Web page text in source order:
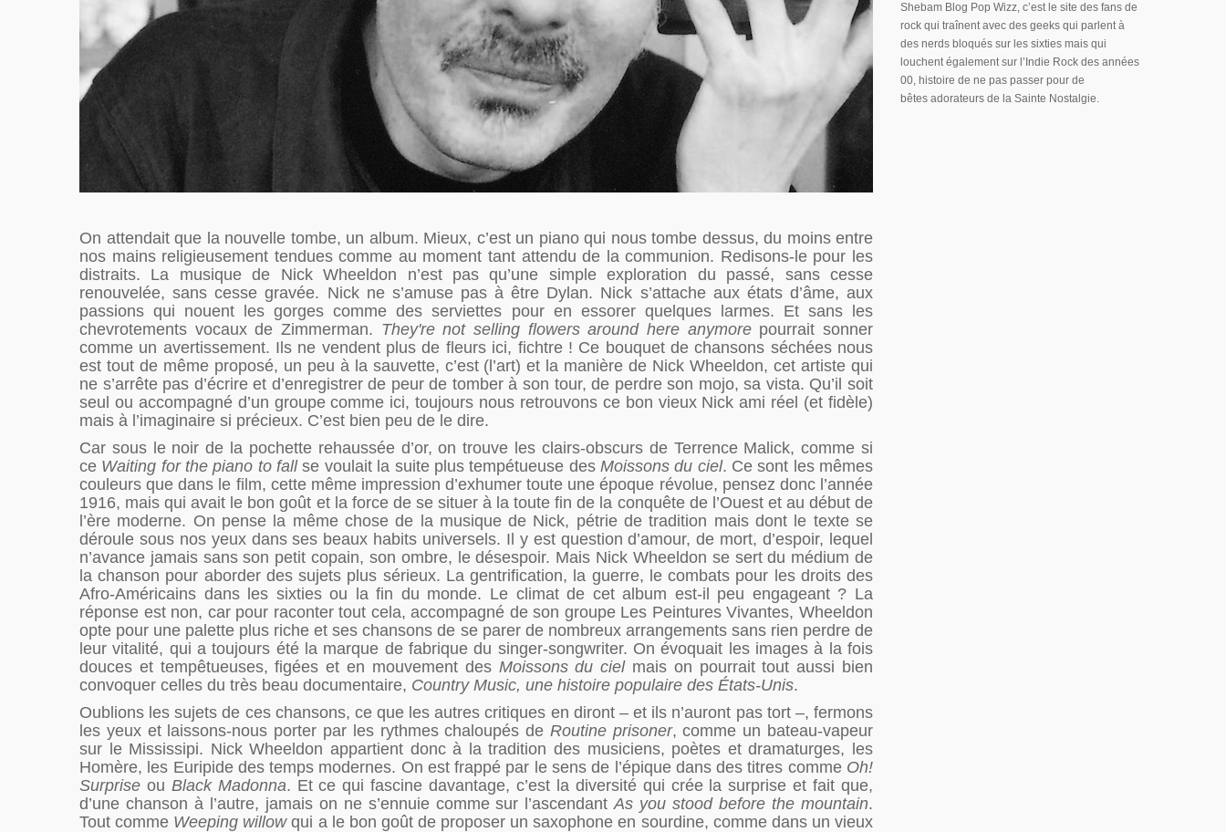
On attendait que la nouvelle tombe, un album. Mieux, c’est un piano qui nous tombe dessus, du moins entre
nos mains religieusement tendues comme au moment tant attendu de la communion. Redisons-le pour les
distraits. La musique de Nick Wheeldon n’est pas qu’une simple exploration du passé, sans cesse
renouvelée, sans cesse gravée. Nick ne s’amuse pas à être Dylan. Nick s’attache aux états d’âme, aux
passions qui nouent les gorges comme des serviettes pour en essorer quelques larmes. Et sans les
chevrotements vocaux de Zimmerman. They're not selling flowers around here anymore pourrait sonner
comme un avertissement. Ils ne vendent plus de fleurs ici, fichtre ! Ce bouquet de chansons séchées nous
est tout de même proposé, un peu à la sauvette, c’est (l’art) et la manière de Nick Wheeldon, cet artiste qui
ne s’arrête pas d’écrire et d’enregistrer de peur de tomber à son tour, de perdre son mojo, sa vista. Qu’il soit
seul ou accompagné d’un groupe comme ici, toujours nous retrouvons ce bon vieux Nick ami réel (et fidèle)
mais à l’imaginaire si précieux. C’est bien peu de le dire.
Car sous le noir de la pochette rehaussée d’or, on trouve les clairs-obscurs de Terrence Malick, comme si
ce Waiting for the piano to fallse voulait la suite plus tempétueuse des Moissons du ciel. Ce sont les mêmes
couleurs que dans le film, cette même impression d’exhumer toute une époque révolue, pensez donc l’année
1916, mais qui avait le bon goût et la force de se situer à la toute fin de la conquête de l’Ouest et au début de
l’ère moderne. On pense la même chose de la musique de Nick, pétrie de tradition mais dont le texte se
déroule sous nos yeux dans ses beaux habits universels. Il y est question d’amour, de mort, d’espoir, lequel
n’avance jamais sans son petit copain, son ombre, le désespoir. Mais Nick Wheeldon se sert du médium de
la chanson pour aborder des sujets plus sérieux. La gentrification, la guerre, le combats pour les droits des
Afro-Américains dans les sixties ou la fin du monde. Le climat de cet album est-il peu engageant ? La
réponse est non, car pour raconter tout cela, accompagné de son groupe Les Peintures Vivantes, Wheeldon
opte pour une palette plus riche et ses chansons de se parer de nombreux arrangements sans rien perdre de
leur vitalité, qui a toujours été la marque de fabrique du singer-songwriter. On évoquait les images à la fois
douces et tempêtueuses, figées et en mouvement des Moissons du cielmais on pourrait tout aussi bien
convoquer celles du très beau documentaire, Country Music, une histoire populaire des États-Unis.
Oublions les sujets de ces chansons, ce que les autres critiques en diront – et ils n’auront pas tort –, fermons
les yeux et laissons-nous porter par les rythmes chaloupés de Routine prisoner, comme un bateau-vapeur
sur le Mississipi. Nick Wheeldon appartient donc à la tradition des musiciens, poètes et dramaturges, les
Homère, les Euripide des temps modernes. On est frappé par le sens de l’épique dans des titres comme Oh!
Surprise ou Black Madonna. Et ce qui fascine davantage, c’est la diversité qui crée la surprise et fait que,
d’une chanson à l’autre, jamais on ne s’ennuie comme sur l’ascendantAs you stood before the mountain.
Tout comme Weeping willowqui a le bon goût de proposer un saxophone en sourdine, comme dans un vieux
Shebam Blog Pop Wizz, c’est le site des fans de
rock qui traînent avec des geeks qui parlent à
des nerds bloqués sur les sixties mais qui
louchent également sur l’Indie Rock des années
00, histoire de ne pas passer pour de
bêtes adorateurs de la Sainte Nostalgie.